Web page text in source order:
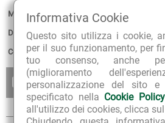
Informativa Cookie
Questo sito utilizza i cookie,
per il suo funzionamento, per
tuo consenso, anche
(miglioramento
personalizzazione del sito e
specificato nella Cookie Policy
all'utilizzo dei cookies, clicca
Marca: Melvita
Disponibilità: non disponibile.
Confezione: 50 ml con erogatore no-gas
ESAURITO
AVVISAMI QUANDO
SARÀ DISPONIBILE
AGGIUNGI
AI PREFERITI